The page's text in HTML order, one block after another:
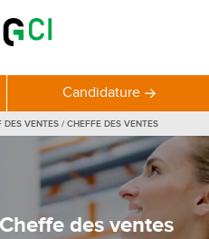
des ventes
DES VENTES / CHEFFE DES VENTES
Candidature